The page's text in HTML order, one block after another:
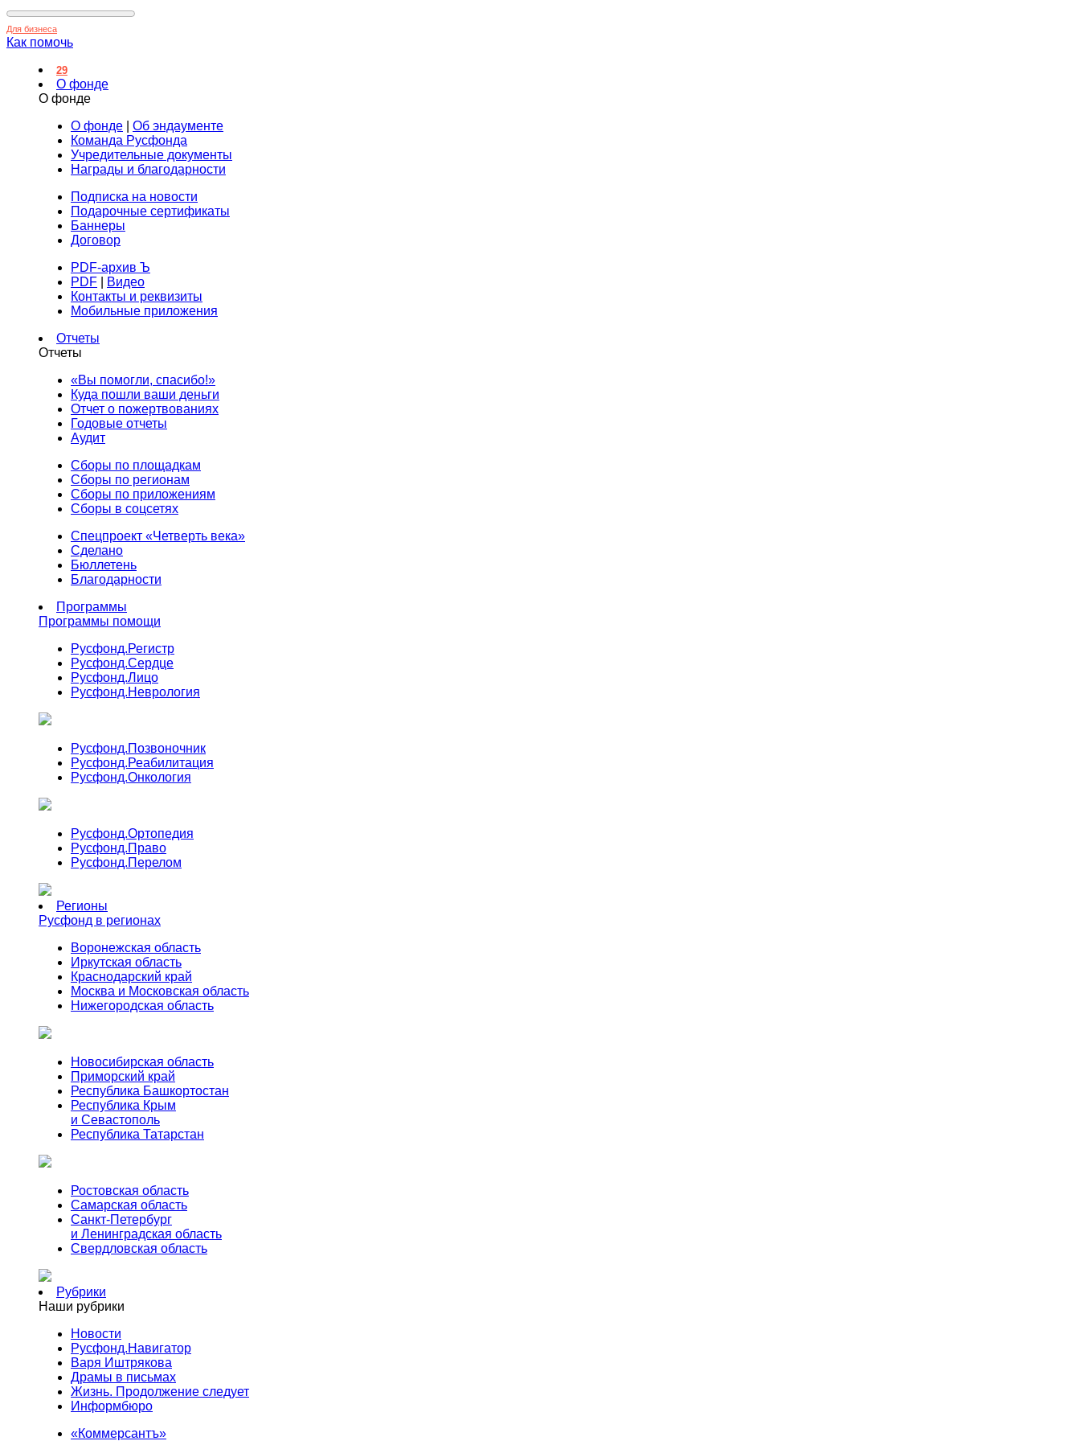
Для бизнеса
Как помочь
29
О фонде
О фонде
О фонде
Об эндаументе
Команда Русфонда
Учредительные документы
Награды и благодарности
Подписка на новости
Подарочные сертификаты
Баннеры
Договор
PDF-архив Ъ
PDF
Видео
Контакты и реквизиты
Мобильные приложения
Отчеты
Отчеты
«Вы помогли, спасибо!»
Куда пошли ваши деньги
Отчет о пожертвованиях
Годовые отчеты
Аудит
Сборы по площадкам
Сборы по регионам
Сборы по приложениям
Сборы в соцсетях
Спецпроект «Четверть века»
Сделано
Бюллетень
Благодарности
Программы
Программы помощи
Русфонд.Регистр
Русфонд.Сердце
Русфонд.Лицо
Русфонд.Неврология
Русфонд.Позвоночник
Русфонд.Реабилитация
Русфонд.Онкология
Русфонд.Ортопедия
Русфонд.Право
Русфонд.Перелом
Регионы
Русфонд в регионах
Воронежская область
Иркутская область
Краснодарский край
Москва и Московская область
Нижегородская область
Новосибирская область
Приморский край
Республика Башкортостан
Республика Крым
и Севастополь
Республика Татарстан
Ростовская область
Самарская область
Санкт-Петербург
и Ленинградская область
Свердловская область
Рубрики
Наши рубрики
Новости
Русфонд.Навигатор
Варя Иштрякова
Драмы в письмах
Жизнь. Продолжение следует
Информбюро
«Коммерсантъ»